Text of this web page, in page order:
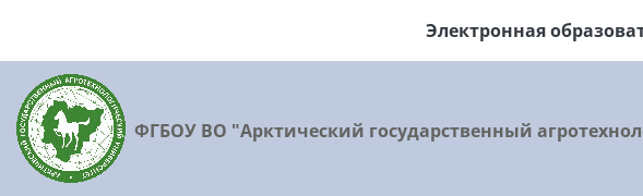
Электронная
ФГБОУ ВО "Арктический государственный